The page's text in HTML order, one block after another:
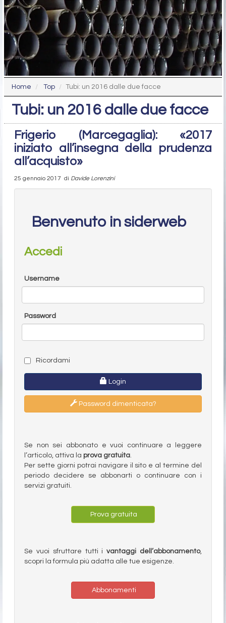
Home Top Tubi: un 2016 dalle due facce
Tubi: un 2016 dalle due facce
Frigerio (Marcegaglia): «2017
iniziato all’insegna della prudenza
all’acquisto»
25 gennaio 2017 di Davide Lorenzini
Benvenuto in siderweb
Accedi
Username
Password
Ricordami
Login
Password dimenticata?
Se non sei abbonato e vuoi continuare a leggere
l’articolo, attiva la prova gratuita.
Per sette giorni potrai navigare il sito e al termine del
periodo decidere se abbonarti o continuare con i
servizi gratuiti.
Prova gratuita
Se vuoi sfruttare tutti ivantaggi dell’abbonamento,
scopri la formula più adatta alle tue esigenze.
Abbonamenti